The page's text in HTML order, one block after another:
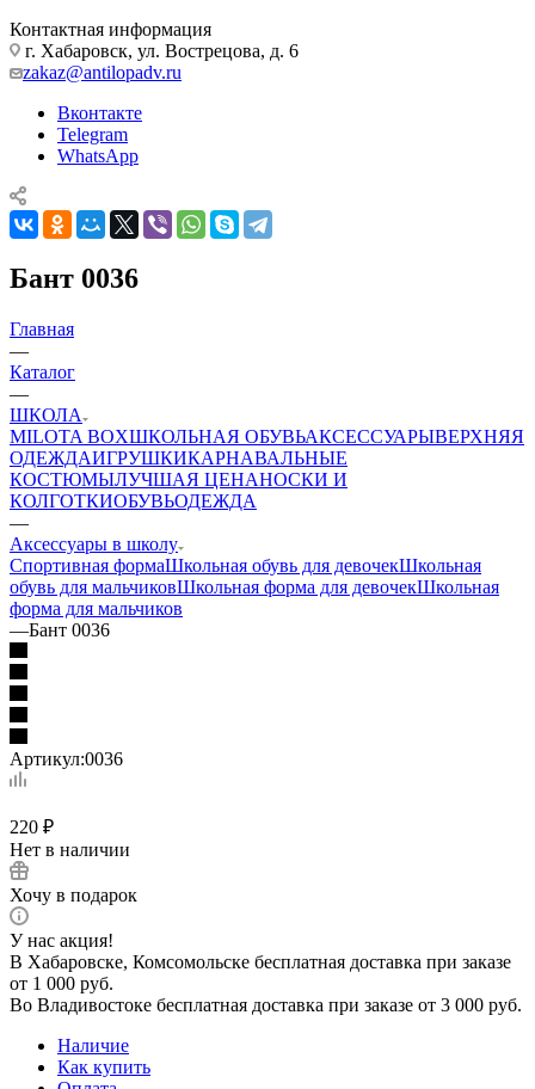
Контактная информация
г. Хабаровск, ул. Вострецова, д. 6
zakaz@antilopadv.ru
Вконтакте
Telegram
WhatsApp
Бант 0036
Главная
—
Каталог
—
ШКОЛА
MILOTA BOXШКОЛЬНАЯ ОБУВЬАКСЕССУАРЫВЕРХНЯЯ
ОДЕЖДАИГРУШКИКАРНАВАЛЬНЫЕ
КОСТЮМЫЛУЧШАЯ ЦЕНАНОСКИ И
КОЛГОТКИОБУВЬОДЕЖДА
—
Аксессуары в школу
Спортивная формаШкольная обувь для девочекШкольная
обувь для мальчиковШкольная форма для девочекШкольная
форма для мальчиков
—Бант 0036
Артикул:0036
220 ₽
Нет в наличии
Хочу в подарок
У нас акция!
В Хабаровске, Комсомольске бесплатная доставка при заказе
от 1 000 руб.
Во Владивостоке бесплатная доставка при заказе от 3 000 руб.
Наличие
Как купить